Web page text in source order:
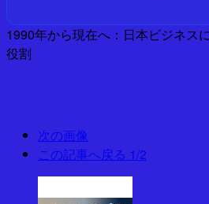
1990年から現在へ：日本ビジネス
役割
次の画像
この記事へ戻る 1/2